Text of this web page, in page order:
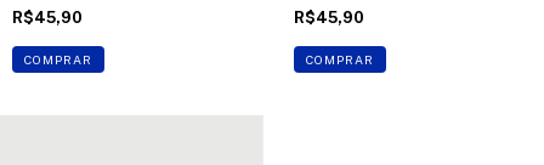
R$45,90
COMPRAR
R$45,90
COMPRAR